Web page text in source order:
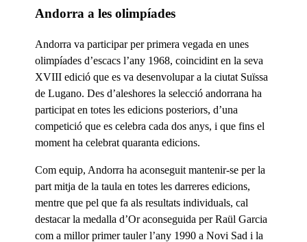
Andorra a les olimpíades
Andorra va participar per primera vegada en unes
olimpíades d’escacs l’any 1968, coincidint en la seva
XVIII edició que es va desenvolupar a la ciutat Suïssa
de Lugano. Des d’aleshores la selecció andorrana ha
participat en totes les edicions posteriors, d’una
competició que es celebra cada dos anys, i que fins el
moment ha celebrat quaranta edicions.
Com equip, Andorra ha aconseguit mantenir-se per la
part mitja de la taula en totes les darreres edicions,
mentre que pel que fa als resultats individuals, cal
destacar la medalla d’Or aconseguida per Raül Garcia
com a millor primer tauler l’any 1990 a Novi Sad i la